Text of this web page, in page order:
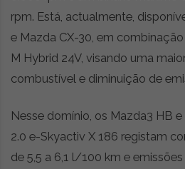
rpm. Está, actualmente,
e Mazda CX-30, em
M Hybrid 24V, visando uma
combustível e diminuição de
Nesse domínio, os Mazda3 HB
2.0 e-Skyactiv X 186 registam
de 5,5 a 6,1 l/100 km e emissões